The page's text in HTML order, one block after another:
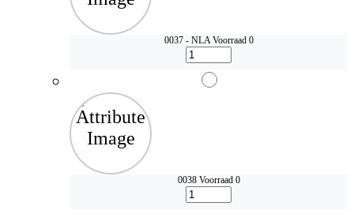
0037 - NLAVoorraad 0
0038 Voorraad 0